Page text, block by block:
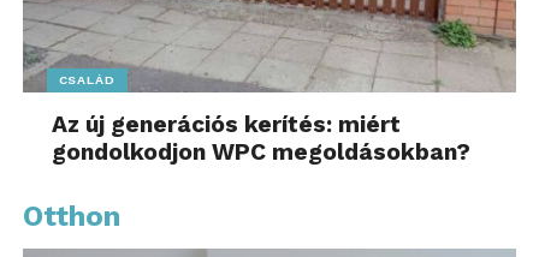
CSALÁD
Az új generációs kerítés: miért
gondolkodjon WPC megoldásokban?
Otthon